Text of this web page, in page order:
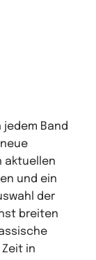
jedem Band
aktuellen
und ein
der
breiten
in